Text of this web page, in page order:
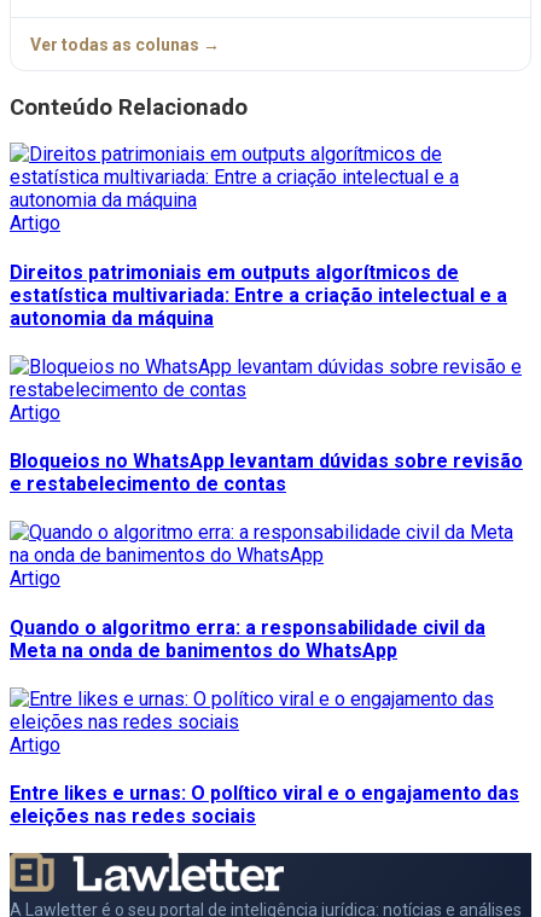
Ver todas as colunas →
Conteúdo Relacionado
Artigo
Direitos patrimoniais em outputs algorítmicos de
estatística multivariada: Entre a criação intelectual e a
autonomia da máquina
Artigo
Bloqueios no WhatsApp levantam dúvidas sobre revisão
e restabelecimento de contas
Artigo
Quando o algoritmo erra: a responsabilidade civil da
Meta na onda de banimentos do WhatsApp
Artigo
Entre likes e urnas: O político viral e o engajamento das
eleições nas redes sociais
A Lawletter é o seu portal de inteligência jurídica: notícias e análises